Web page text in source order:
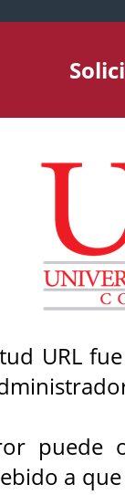
URL
puede
a